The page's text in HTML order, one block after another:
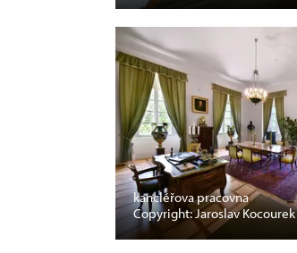
kancléřova pracovna
Copyright: Jaroslav Kocourek